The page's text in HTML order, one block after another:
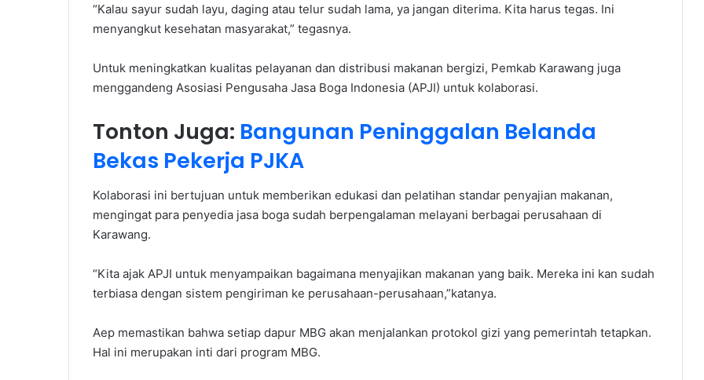
“Kalau sayur sudah layu, daging atau telur sudah lama, ya jangan diterima. Kita harus tegas. Ini
menyangkut kesehatan masyarakat,” tegasnya.
Untuk meningkatkan kualitas pelayanan dan distribusi makanan bergizi, Pemkab Karawang juga
menggandeng Asosiasi Pengusaha Jasa Boga Indonesia (APJI) untuk kolaborasi.
Tonton Juga: Bangunan Peninggalan Belanda
Bekas Pekerja PJKA
Kolaborasi ini bertujuan untuk memberikan edukasi dan pelatihan standar penyajian makanan,
mengingat para penyedia jasa boga sudah berpengalaman melayani berbagai perusahaan di
Karawang.
“Kita ajak APJI untuk menyampaikan bagaimana menyajikan makanan yang baik. Mereka ini kan sudah
terbiasa dengan sistem pengiriman ke perusahaan-perusahaan,”katanya.
Aep memastikan bahwa setiap dapur MBG akan menjalankan protokol gizi yang pemerintah tetapkan.
Hal ini merupakan inti dari program MBG.